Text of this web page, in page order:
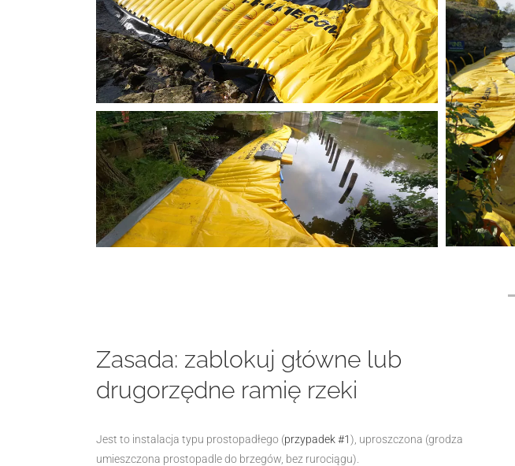
Zasada: zablokuj główne lub
drugorzędne ramię rzeki
Jest to instalacja typu prostopadłego (przypadek #1), uproszczona (grodza
umieszczona prostopadle do brzegów, bez rurociągu).